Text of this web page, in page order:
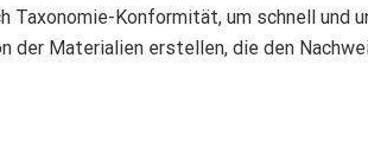
Taxonomie-Konformität, um schnell und
der Materialien erstellen, die den